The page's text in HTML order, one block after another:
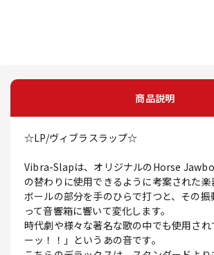
商品説明
☆LP/ヴィブラスラップ☆
Vibra-Slapは、オリジナルのHorse
の替わりに使用できるように考案された楽
ボールの部分を手のひらで打つと、その振
って音響箱に響いて変化します。
時代劇や様々な著名な歌の中でも使用さ
ーッ！！」というあの音です。